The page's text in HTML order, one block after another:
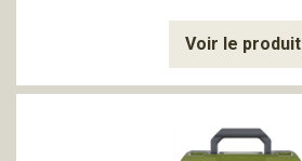
Voir le produit